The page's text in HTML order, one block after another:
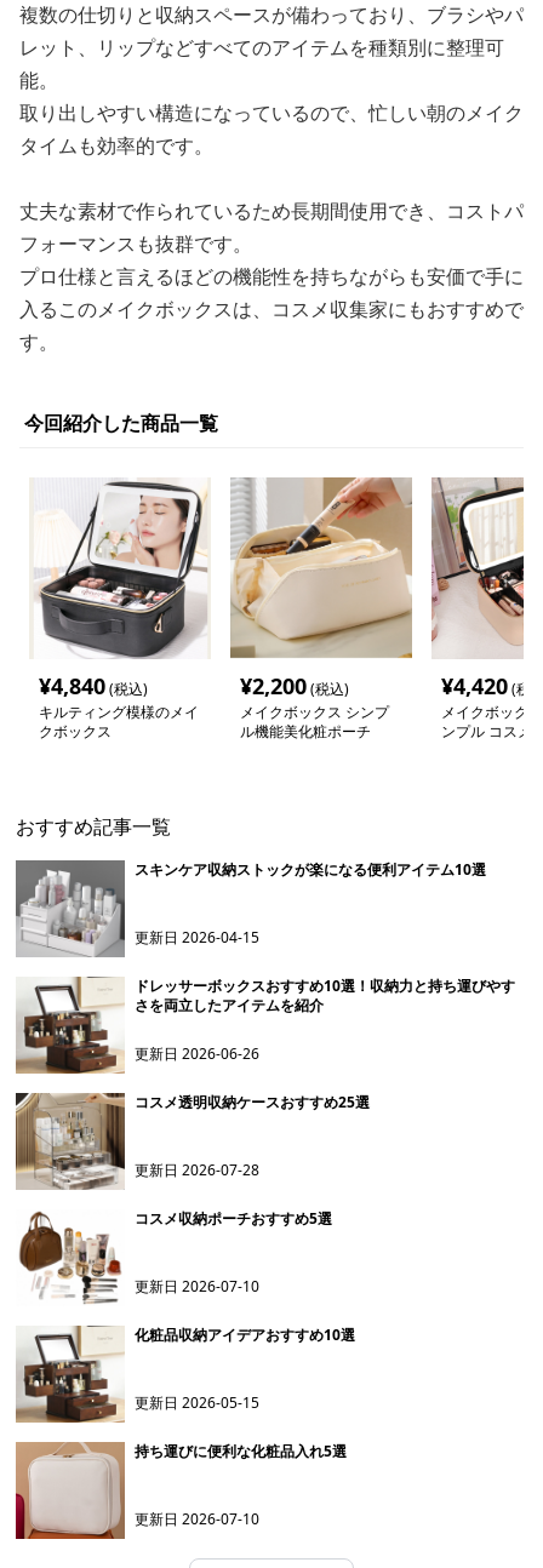
複数の仕切りと収納スペースが備わっており、ブラシやパ
レット、リップなどすべてのアイテムを種類別に整理可
能。
取り出しやすい構造になっているので、忙しい朝のメイク
タイムも効率的です。
丈夫な素材で作られているため長期間使用でき、コストパ
フォーマンスも抜群です。
プロ仕様と言えるほどの機能性を持ちながらも安価で手に
入るこのメイクボックスは、コスメ収集家にもおすすめで
す。
今回紹介した商品一覧
¥4,840(税込)
キルティング模様のメイ
クボックス
¥2,200(税込)
メイクボックス シンプ
ル機能美化粧ポーチ
¥4,420(税
メイクボック
ンプル コスメ
おすすめ記事一覧
スキンケア収納ストックが楽になる便利アイテム10選
更新日2026-04-15
ドレッサーボックスおすすめ10選！収納力と持ち運びやす
さを両立したアイテムを紹介
更新日2026-06-26
コスメ透明収納ケースおすすめ25選
更新日2026-07-28
コスメ収納ポーチおすすめ5選
更新日2026-07-10
化粧品収納アイデアおすすめ10選
更新日2026-05-15
持ち運びに便利な化粧品入れ5選
更新日2026-07-10